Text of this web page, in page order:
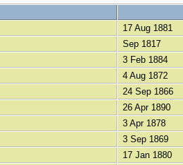
17 Aug 1881
Sep 1817
3 Feb 1884
4 Aug 1872
24 Sep 1866
26 Apr 1890
3 Apr 1878
3 Sep 1869
17 Jan 1880